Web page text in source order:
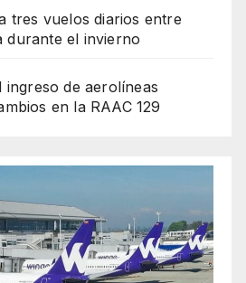
tres vuelos diarios entre
durante el invierno
ingreso de aerolíneas
en la RAAC 129